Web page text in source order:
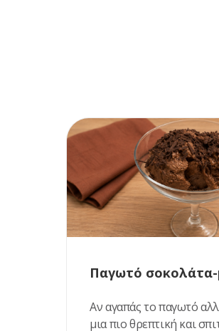
Παγωτό
Αν αγαπάς το παγωτό
μια πιο θρεπτική και